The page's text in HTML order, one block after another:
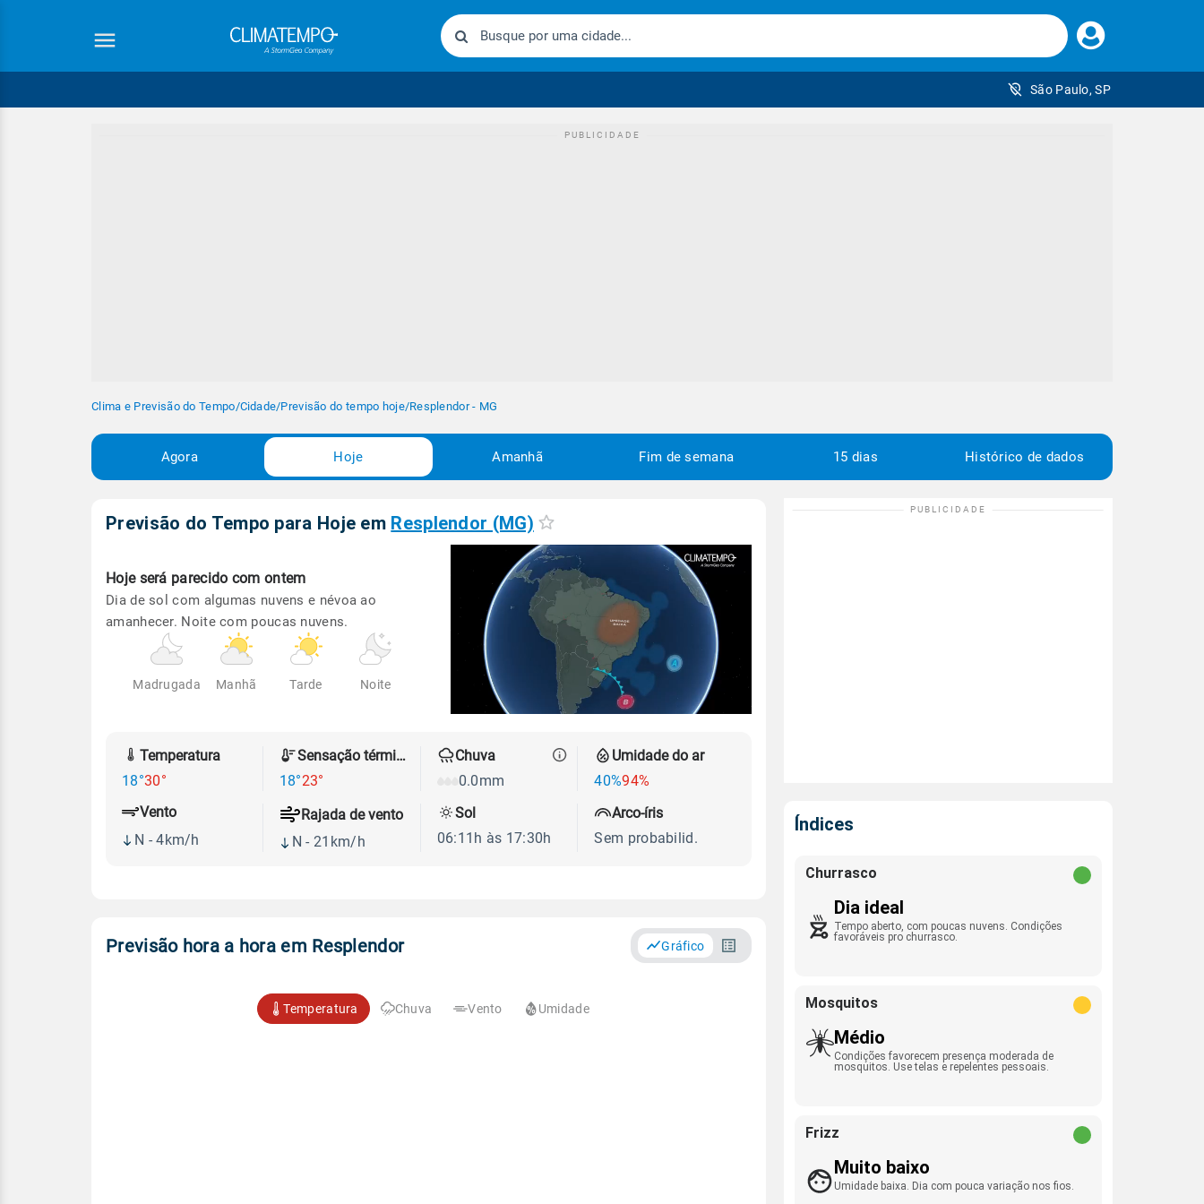
Faça
seu
São Paulo, SP
Clima e Previsão do Tempo/Cidade/Previsão do tempo hoje/Resplendor - MG
Agora Hoje Amanhã Fim de semana 15 dias Histórico de dados
Previsão do Tempo para Hoje em Resplendor (MG)
Hoje será parecido com ontem
Dia de sol com algumas nuvens e névoa ao
amanhecer. Noite com poucas nuvens.
Madrugada Manhã Tarde Noite
Temperatura
18°30°
Sensação térmica
18°23°
Chuva
0.0mm
Umidade do ar
40%94%
Vento
N - 4km/h
Rajada de vento
N - 21km/h
Sol
06:11h às 17:30h
Arco-íris
Sem probabilid.
Previsão hora a hora em Resplendor Gráfico
Temperatura Chuva Vento Umidade
Índices
Churrasco
Dia ideal
Tempo aberto, com poucas nuvens. Condições
favoráveis pro churrasco.
Mosquitos
Médio
Condições favorecem presença moderada de
mosquitos. Use telas e repelentes pessoais.
Frizz
Muito baixo
Umidade baixa. Dia com pouca variação nos fios.